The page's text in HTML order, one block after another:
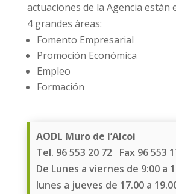
actuaciones de la Agencia están
4 grandes áreas:
Fomento Empresarial
Promoción Económica
Empleo
Formación
AODL Muro de l’Alcoi
Tel. 96 553 20 72 Fax 96 553
De Lunes a viernes de 9:00 a
lunes a jueves de 17.00 a